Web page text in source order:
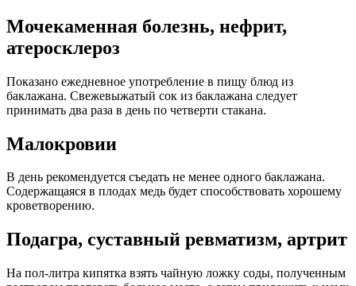
Мочекаменная болезнь, нефрит,
атеросклероз
Показано ежедневное употребление в пищу блюд из
баклажана. Свежевыжатый сок из баклажана следует
принимать два раза в день по четверти стакана.
Малокровии
В день рекомендуется съедать не менее одного баклажана.
Содержащаяся в плодах медь будет способствовать хорошему
кроветворению.
Подагра, суставный ревматизм, артрит
На пол-литра кипятка взять чайную ложку соды, полученным